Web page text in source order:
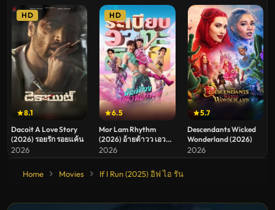
มูฟวี่
8.1
HD
Dacoit A Love Story
(2026) รอยรัก รอยแค้น
2026
6.5
HD
Mor Lam Rhythm
(2026) อ้ายต้าวว เอว
หวาน ระเบียบวาทะศิลป์
2026
5.7
Descendants Wicked
Wonderland (2026)
2026
Home Movies If I Run (2025) อิฟ ไอ รัน